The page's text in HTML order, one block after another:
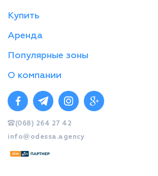
Купить
Аренда
Популярные зоны
О компании
(068) 264 27 42
info@odessa.agency